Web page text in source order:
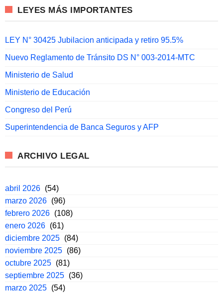
LEYES MÁS IMPORTANTES
LEY N° 30425 Jubilacion anticipada y retiro 95.5%
Nuevo Reglamento de Tránsito DS N° 003-2014-MTC
Ministerio de Salud
Ministerio de Educación
Congreso del Perú
Superintendencia de Banca Seguros y AFP
ARCHIVO LEGAL
abril 2026 (54)
marzo 2026 (96)
febrero 2026 (108)
enero 2026 (61)
diciembre 2025 (84)
noviembre 2025 (86)
octubre 2025 (81)
septiembre 2025 (36)
marzo 2025 (54)